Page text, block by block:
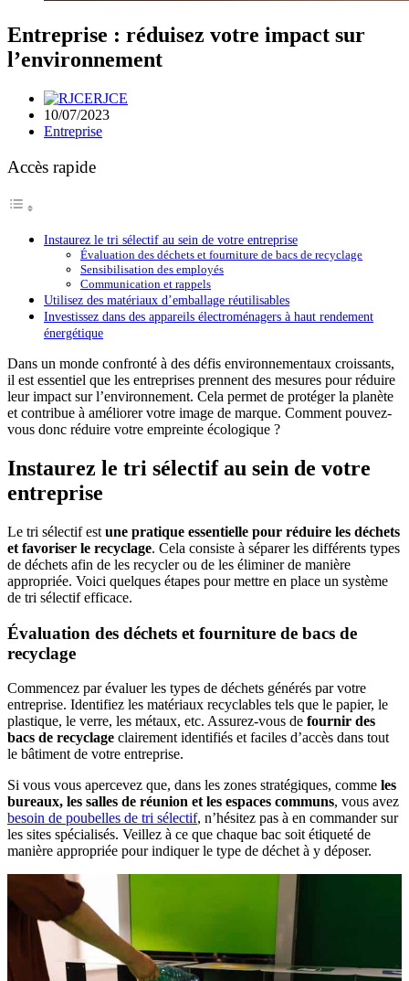
Entreprise : réduisez votre impact sur
l’environnement
RJCE
10/07/2023
Entreprise
Accès rapide
Instaurez le tri sélectif au sein de votre entreprise
Évaluation des déchets et fourniture de bacs de recyclage
Sensibilisation des employés
Communication et rappels
Utilisez des matériaux d’emballage réutilisables
Investissez dans des appareils électroménagers à haut rendement
énergétique
Dans un monde confronté à des défis environnementaux croissants,
il est essentiel que les entreprises prennent des mesures pour réduire
leur impact sur l’environnement. Cela permet de protéger la planète
et contribue à améliorer votre image de marque. Comment pouvez-
vous donc réduire votre empreinte écologique ?
Instaurez le tri sélectif au sein de votre
entreprise
Le tri sélectif est une pratique essentielle pour réduire les déchets
et favoriser le recyclage. Cela consiste à séparer les différents types
de déchets afin de les recycler ou de les éliminer de manière
appropriée. Voici quelques étapes pour mettre en place un système
de tri sélectif efficace.
Évaluation des déchets et fourniture de bacs de
recyclage
Commencez par évaluer les types de déchets générés par votre
entreprise. Identifiez les matériaux recyclables tels que le papier, le
plastique, le verre, les métaux, etc. Assurez-vous de fournir des
bacs de recyclage clairement identifiés et faciles d’accès dans tout
le bâtiment de votre entreprise.
Si vous vous apercevez que, dans les zones stratégiques, comme les
bureaux, les salles de réunion et les espaces communs, vous avez
besoin de poubelles de tri sélectif, n’hésitez pas à en commander sur
les sites spécialisés. Veillez à ce que chaque bac soit étiqueté de
manière appropriée pour indiquer le type de déchet à y déposer.